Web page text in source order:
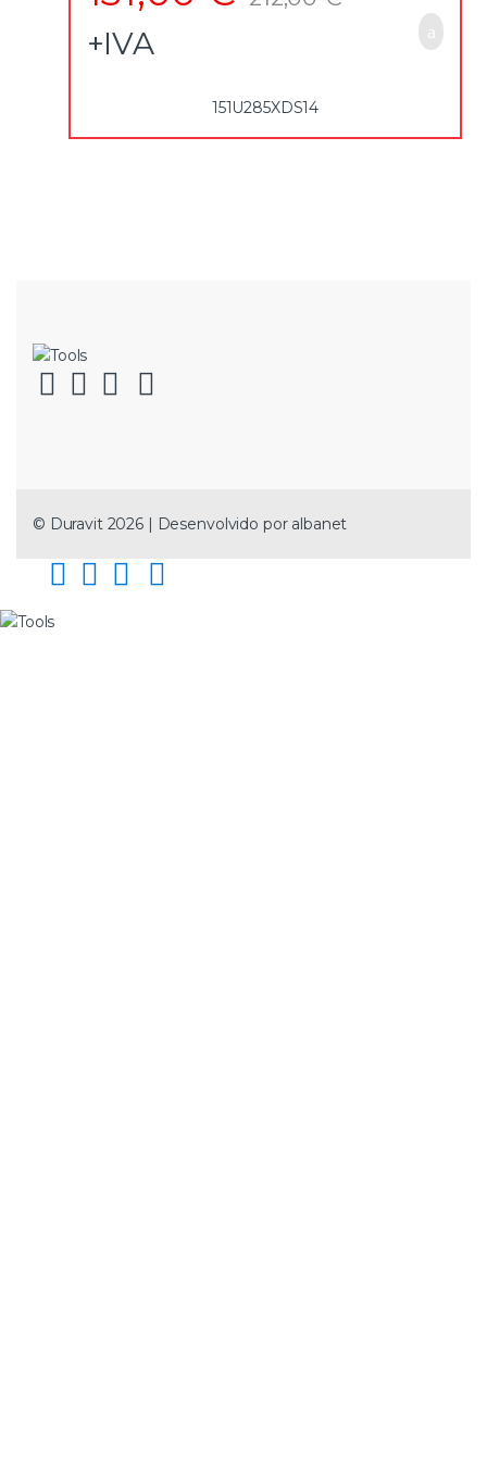
Aço cromado e vanádio com acabamento polido
Fornecido com suporte de plástico
+IVA
151U285XDS14
© Duravit 2026 | Desenvolvido por albanet